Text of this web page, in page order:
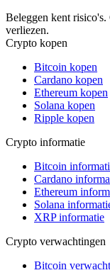
Beleggen kent
verliezen.
Crypto kopen
Bitcoin kopen
Cardano kopen
Ethereum kopen
Solana kopen
Ripple kopen
Crypto informatie
Bitcoin
Cardano
Ethereum
Solana
XRP informatie
Crypto verwachtingen
Bitcoin